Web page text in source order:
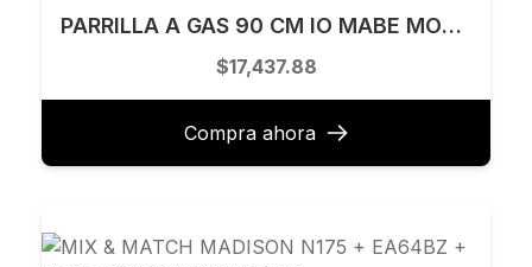
PARRILLA A GAS 90 CM IO MABE MODELO PIO96KMTI0
$17,437.88
Compra ahora